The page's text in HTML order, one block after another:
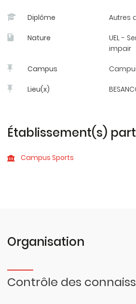
Diplôme Autres
Nature
UEL -
impair
Campus
Lieu(x)
Établissement(s)
Campus Sports
Organisation
Contrôle des